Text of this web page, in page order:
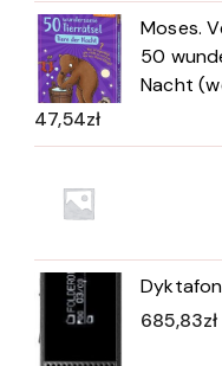
Moses.
50
Nacht
47,54zł
685,83zł